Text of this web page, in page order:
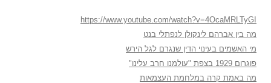
https://www.youtube.com/watch?v=4OcaMRLTyGI
מה בין אברהם לינקולן לנפתלי בנט
מי האשמים בעינוי הדין שנגרם לגל הירש
פוגרום 1929 בצפת "עולמנו חרב עלינו"
מה באמת קרה במלחמת העצמאות